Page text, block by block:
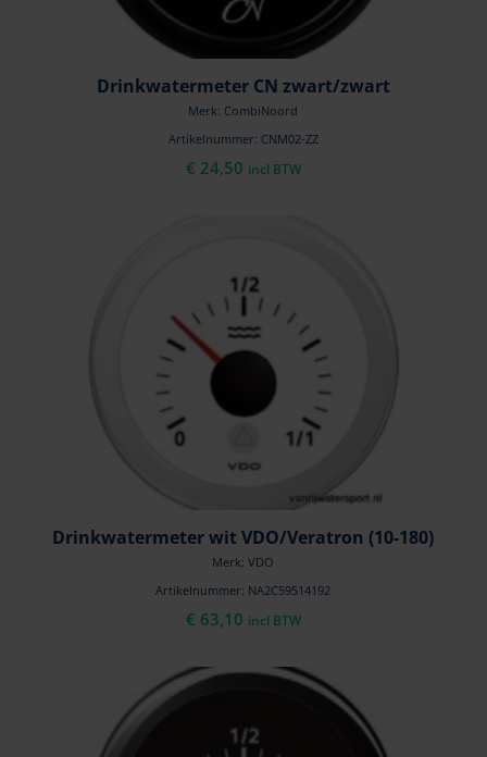
Drinkwatermeter CN zwart/zwart
Merk: CombiNoord
Artikelnummer: CNM02-ZZ
€ 24,50 incl BTW
Drinkwatermeter wit VDO/Veratron (10-180)
Merk: VDO
Artikelnummer: NA2C59514192
€ 63,10 incl BTW